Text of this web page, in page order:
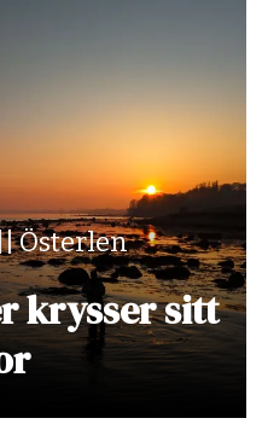
Österlen
krysser sitt